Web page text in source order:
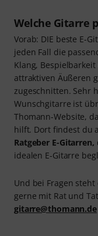
Welche Gitarre
Vorab: DIE beste E-
jeden Fall die
Klang,
attraktiven Äußeren
zugeschnitten. Sehr
Wunschgitarre ist
Thomann-Website,
hilft. Dort findest du
Ratgeber E-Gitarren,
idealen E-Gitarre
Und bei Fragen
gerne mit Rat und
gitarre@thomann.de